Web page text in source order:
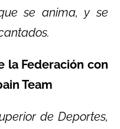
se anima, y se
la Federación con
Team
de Deportes,